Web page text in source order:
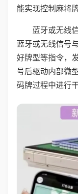
能实现控制麻将
蓝牙或无线
蓝牙或无线信号
好牌型等指令，
号后驱动内部微
码牌过程中进行